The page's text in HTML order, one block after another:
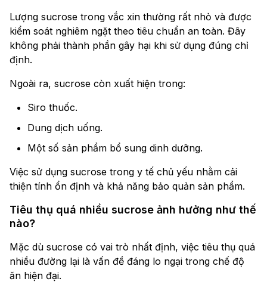
Lượng sucrose trong vắc xin thường rất nhỏ và được
kiểm soát nghiêm ngặt theo tiêu chuẩn an toàn. Đây
không phải thành phần gây hại khi sử dụng đúng chỉ
định.
Ngoài ra, sucrose còn xuất hiện trong:
Siro thuốc.
Dung dịch uống.
Một số sản phẩm bổ sung dinh dưỡng.
Việc sử dụng sucrose trong y tế chủ yếu nhằm cải
thiện tính ổn định và khả năng bảo quản sản phẩm.
Tiêu thụ quá nhiều sucrose ảnh hưởng như thế
nào?
Mặc dù sucrose có vai trò nhất định, việc tiêu thụ quá
nhiều đường lại là vấn đề đáng lo ngại trong chế độ
ăn hiện đại.